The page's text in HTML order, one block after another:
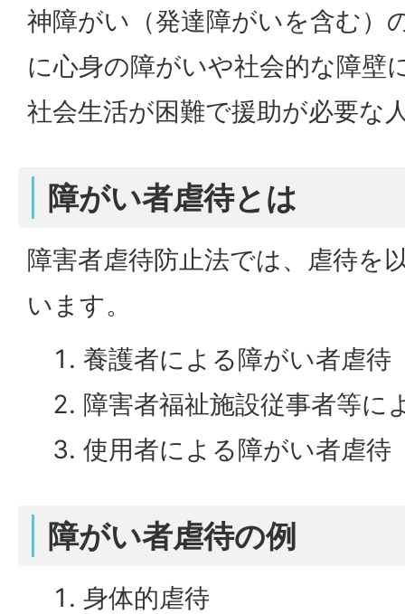
神障がい（発達障がいを含む）
に心身の障がいや社会的な障壁
社会生活が困難で援助が必要な
障がい者虐待とは
障害者虐待防止法では、虐待を
います。
養護者による障がい者虐待
障害者福祉施設従事者等に
使用者による障がい者虐待
障がい者虐待の例
身体的虐待